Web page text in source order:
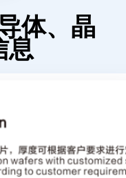
体、晶
息